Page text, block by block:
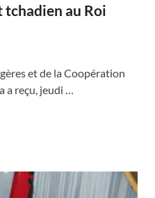
tchadien au Roi
et de la Coopération
reçu, jeudi …